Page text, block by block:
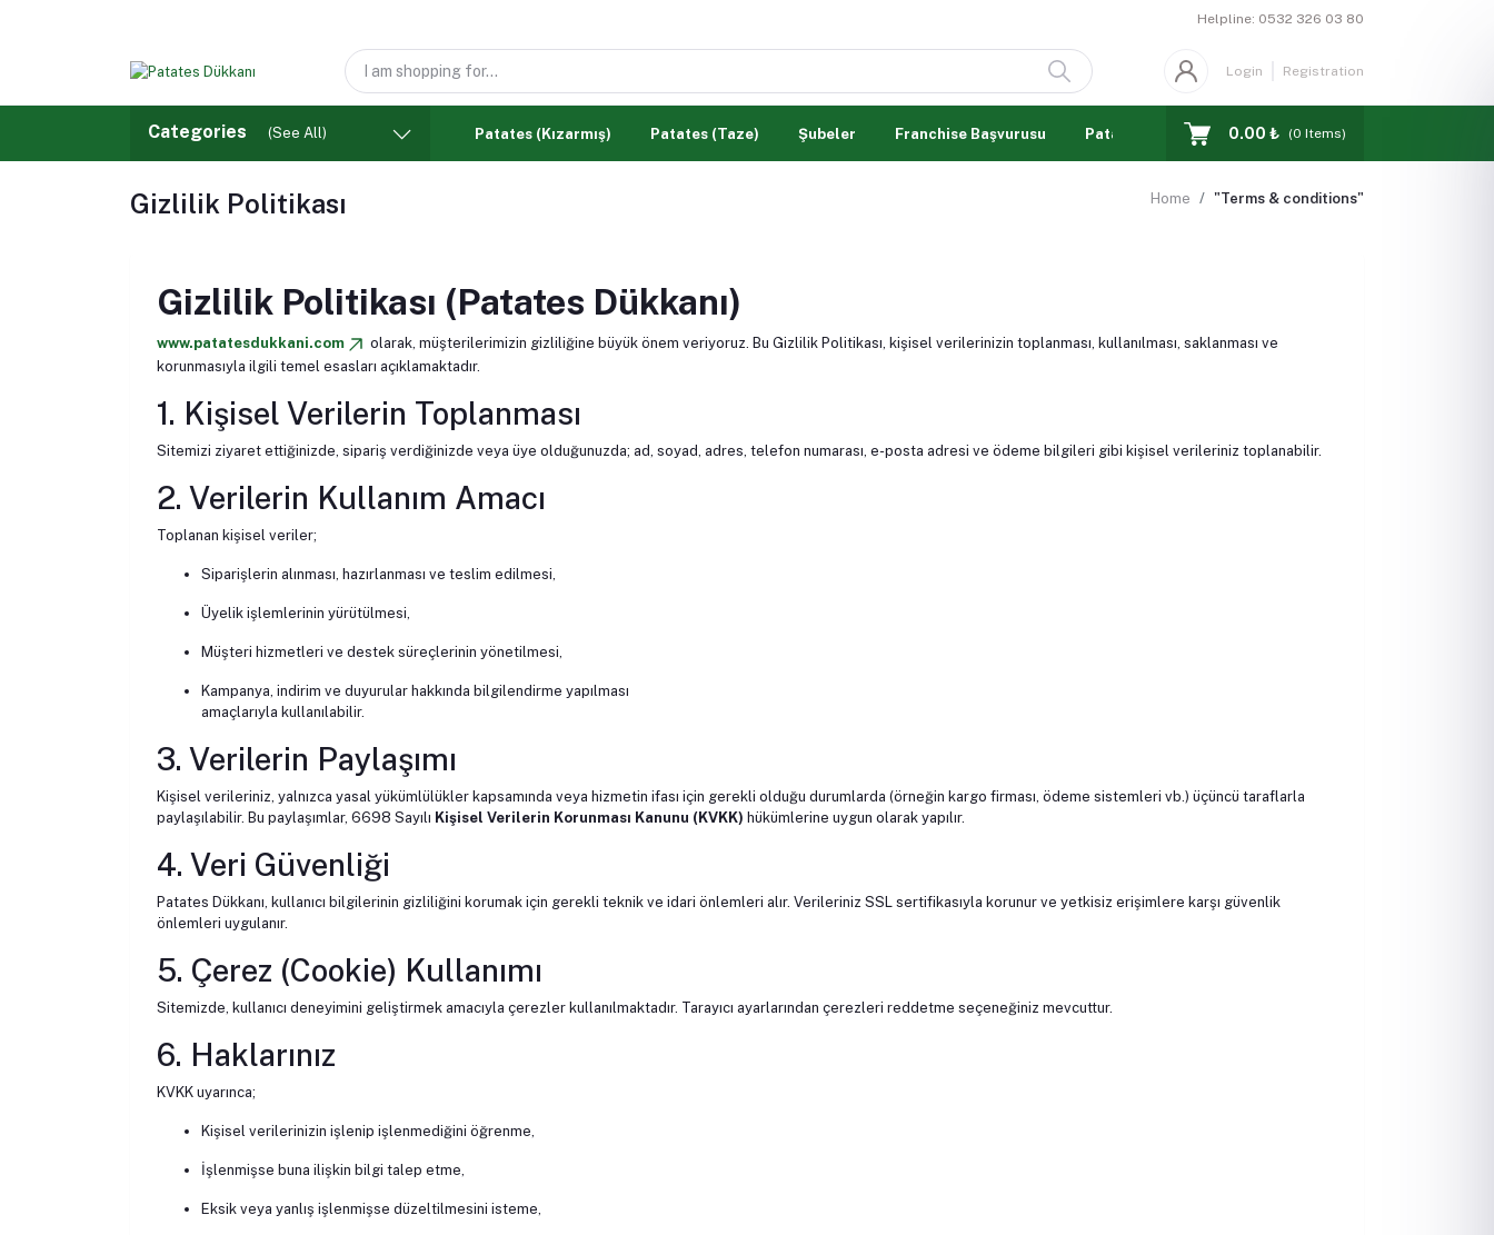
Helpline: 0532 326 03 80
Login Registration
Categories (See All) Patates (Kızarmış) Patates (Taze) Şubeler Franchise Başvurusu Patates Akademisi 0.00 ₺ (0 Items)
Gizlilik Politikası Home "Terms & conditions"
Gizlilik Politikası (Patates Dükkanı)
www.patatesdukkani.com
olarak, müşterilerimizin gizliliğine büyük önem veriyoruz. Bu Gizlilik Politikası, kişisel verilerinizin toplanması, kullanılması, saklanması ve
korunmasıyla ilgili temel esasları açıklamaktadır.
1. Kişisel Verilerin Toplanması
Sitemizi ziyaret ettiğinizde, sipariş verdiğinizde veya üye olduğunuzda; ad, soyad, adres, telefon numarası, e-posta adresi ve ödeme bilgileri gibi kişisel verileriniz toplanabilir.
2. Verilerin Kullanım Amacı
Toplanan kişisel veriler;
Siparişlerin alınması, hazırlanması ve teslim edilmesi,
Üyelik işlemlerinin yürütülmesi,
Müşteri hizmetleri ve destek süreçlerinin yönetilmesi,
Kampanya, indirim ve duyurular hakkında bilgilendirme yapılması
amaçlarıyla kullanılabilir.
3. Verilerin Paylaşımı
Kişisel verileriniz, yalnızca yasal yükümlülükler kapsamında veya hizmetin ifası için gerekli olduğu durumlarda (örneğin kargo firması, ödeme sistemleri vb.) üçüncü taraflarla
paylaşılabilir. Bu paylaşımlar, 6698 Sayılı Kişisel Verilerin Korunması Kanunu (KVKK) hükümlerine uygun olarak yapılır.
4. Veri Güvenliği
Patates Dükkanı, kullanıcı bilgilerinin gizliliğini korumak için gerekli teknik ve idari önlemleri alır. Verileriniz SSL sertifikasıyla korunur ve yetkisiz erişimlere karşı güvenlik
önlemleri uygulanır.
5. Çerez (Cookie) Kullanımı
Sitemizde, kullanıcı deneyimini geliştirmek amacıyla çerezler kullanılmaktadır. Tarayıcı ayarlarından çerezleri reddetme seçeneğiniz mevcuttur.
6. Haklarınız
KVKK uyarınca;
Kişisel verilerinizin işlenip işlenmediğini öğrenme,
İşlenmişse buna ilişkin bilgi talep etme,
Eksik veya yanlış işlenmişse düzeltilmesini isteme,